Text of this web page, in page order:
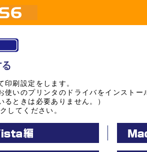
印刷設定をします。
使いのプリンタのドライバをインスト
るときは必要ありません。）
してください。